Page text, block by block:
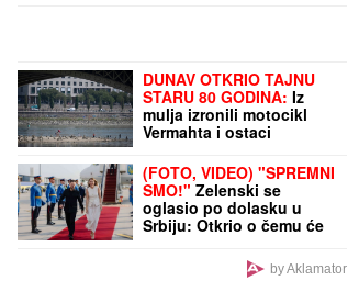
DUNAV OTKRIO TAJNU
STARU 80 GODINA: Iz
mulja izronili motocikl
Vermahta i ostaci
(FOTO, VIDEO) "SPREMNI
SMO!" Zelenski se
oglasio po dolasku u
Srbiju: Otkrio o čemu će
evo ko ga je dočekao na
by Aklamator